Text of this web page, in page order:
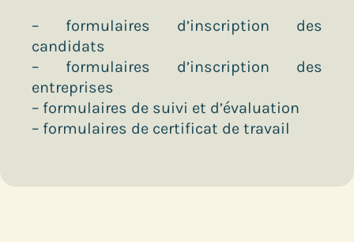
– formulaires d’inscription des
candidats
– formulaires d’inscription des
entreprises
– formulaires de suivi et d’évaluation
– formulaires de certificat de travail